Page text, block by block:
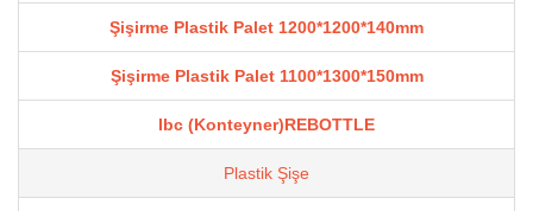
Şişirme Plastik Palet 1200*1200*140mm
Şişirme Plastik Palet 1100*1300*150mm
Ibc (Konteyner)REBOTTLE
Plastik Şişe